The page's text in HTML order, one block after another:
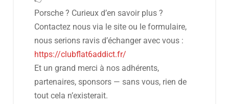
Porsche ? Curieux d’en savoir plus ?
Contactez nous via le site ou le formulaire,
nous serions ravis d’échanger avec vous :
https://clubflat6addict.fr/
Et un grand merci à nos adhérents,
partenaires, sponsors — sans vous, rien de
tout cela n’existerait.